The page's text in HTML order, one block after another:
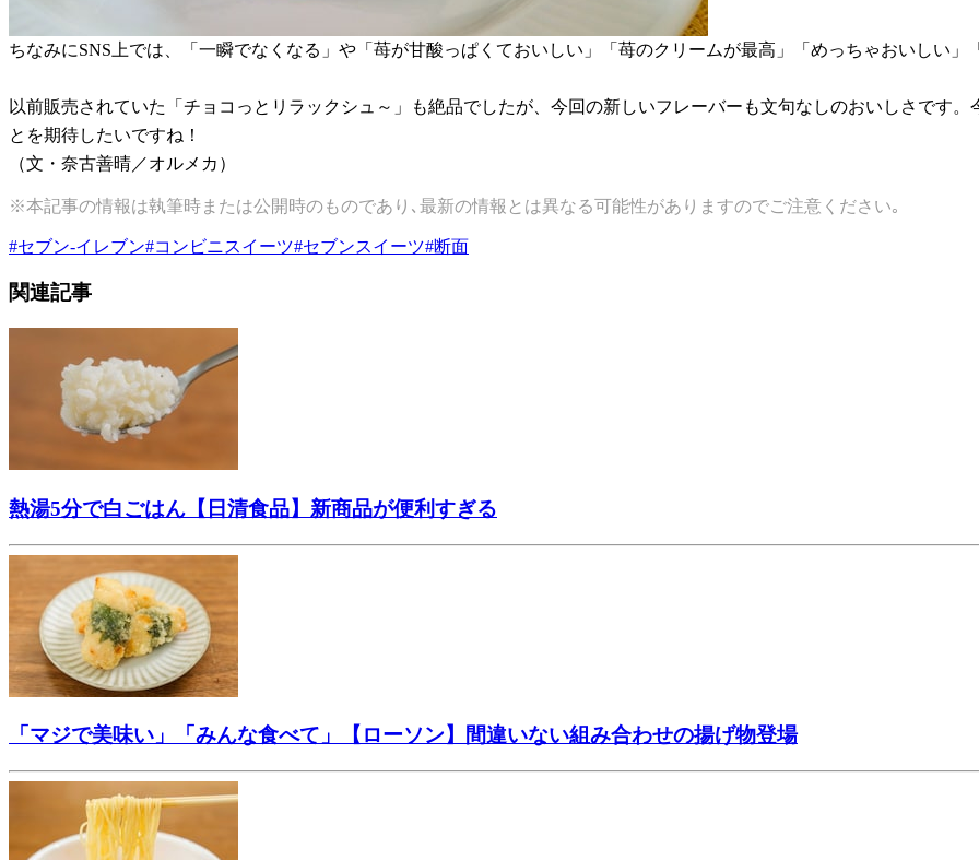
ちなみにSNS上では、「一瞬でなくなる」や「苺が甘酸っぱくておいしい」「苺のクリームが最高」「めっちゃおいしい
以前販売されていた「チョコっとリラックシュ～」も絶品でしたが、今回の新しいフレーバーも文句なしのおいしさです
とを期待したいですね！
（文・奈古善晴／オルメカ）
※本記事の情報は執筆時または公開時のものであり､最新の情報とは異なる可能性がありますのでご注意ください｡
#セブン-イレブン#コンビニスイーツ#セブンスイーツ#断面
関連記事
熱湯5分で白ごはん【日清食品】新商品が便利すぎる
「マジで美味い」「みんな食べて」【ローソン】間違いない組み合わせの揚げ物登場